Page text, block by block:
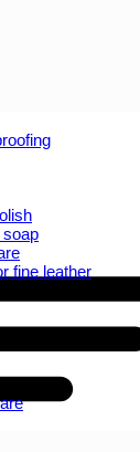
soap
fine leather